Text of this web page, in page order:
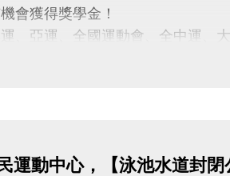
薇薇，暖暖過冬一起動！
會獲得獎學金！
、亞運、全國運動會、全中運、
https://drive.google.com/drive/
運動中心，【泳池水道封閉